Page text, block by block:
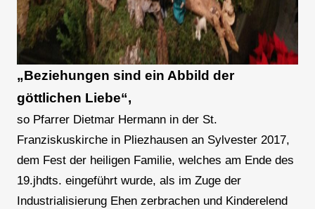
„Beziehungen sind ein Abbild der
göttlichen Liebe“,
so Pfarrer Dietmar Hermann in der St.
Franziskuskirche in Pliezhausen an Sylvester 2017,
dem Fest der heiligen Familie, welches am Ende des
19.jhdts. eingeführt wurde, als im Zuge der
Industrialisierung Ehen zerbrachen und Kinderelend